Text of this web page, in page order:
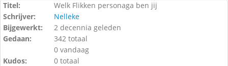
Titel:
Welk Flikken personaga ben jij
Schrijver:
Nelleke
Bijgewerkt:
2 decennia geleden
Gedaan:
342 totaal
0 vandaag
Kudos:
0 totaal